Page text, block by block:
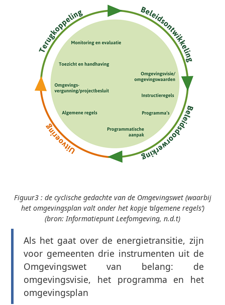
Figuur3 : de cyclische gedachte van de Omgevingswet (waarbij
het omgevingsplan valt onder het kopje ‘algemene regels’)
(bron: Informatiepunt Leefomgeving, n.d.t)
Als het gaat over de energietransitie, zijn
voor gemeenten drie instrumenten uit de
Omgevingswet van belang: de
omgevingsvisie, het programma en het
omgevingsplan